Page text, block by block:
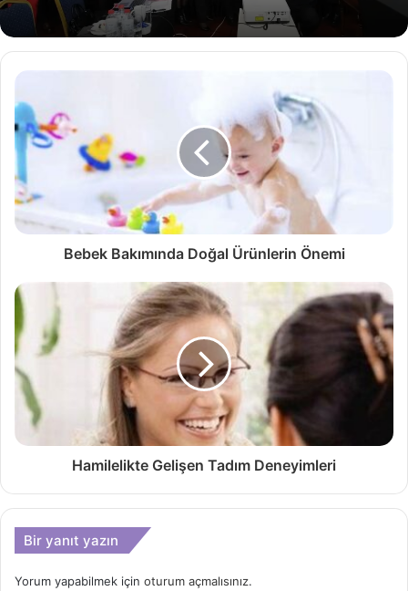
Bebek Bakımında Doğal Ürünlerin Önemi
Hamilelikte Gelişen Tadım Deneyimleri
Bir yanıt yazın
Yorum yapabilmek için oturum açmalısınız.